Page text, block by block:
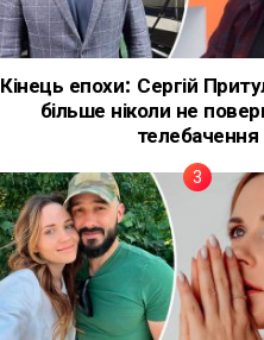
Кінець епохи: Сергій
більше ніколи не
телебачення